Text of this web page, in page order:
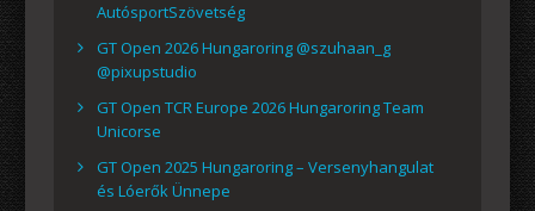
AutósportSzövetség
GT Open 2026 Hungaroring @szuhaan_g
@pixupstudio
GT Open TCR Europe 2026 Hungaroring Team
Unicorse
GT Open 2025 Hungaroring – Versenyhangulat
és Lóerők Ünnepe